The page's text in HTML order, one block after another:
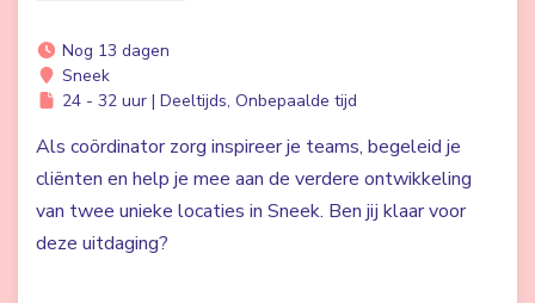
Nog 13 dagen
Sneek
24 - 32 uur | Deeltijds, Onbepaalde tijd
Als coördinator zorg inspireer je teams, begeleid je
cliënten en help je mee aan de verdere ontwikkeling
van twee unieke locaties in Sneek. Ben jij klaar voor
deze uitdaging?